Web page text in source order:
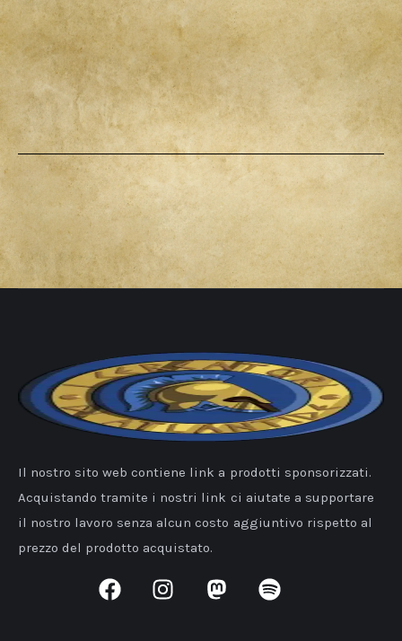
Il nostro sito web contiene link a prodotti sponsorizzati.
Acquistando tramite i nostri link ci aiutate a supportare
il nostro lavoro senza alcun costo aggiuntivo rispetto al
prezzo del prodotto acquistato.